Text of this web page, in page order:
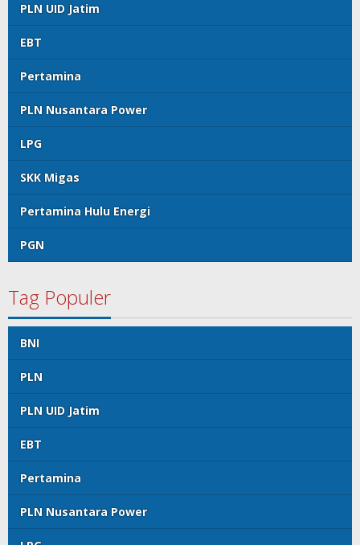
PLN UID Jatim
EBT
Pertamina
PLN Nusantara Power
LPG
SKK Migas
Pertamina Hulu Energi
PGN
Tag Populer
BNI
PLN
PLN UID Jatim
EBT
Pertamina
PLN Nusantara Power